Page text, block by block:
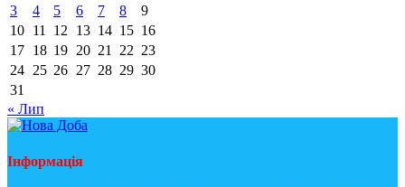
3
4 5 6 7 8
9
10 11 12 13 14 15 16
17 18 19 20 21 22 23
24 25 26 27 28 29 30
31
« Лип
Інформація